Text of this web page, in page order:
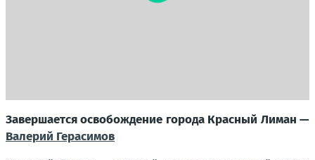
Завершается освобождение города Красный Лиман —
Валерий Герасимов